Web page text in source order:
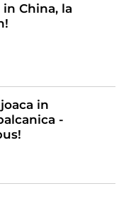
China, la
in
-